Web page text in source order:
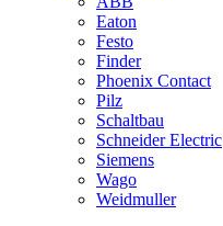
Eaton
Festo
Finder
Phoenix Contact
Pilz
Schaltbau
Schneider Electric
Siemens
Wago
Weidmuller